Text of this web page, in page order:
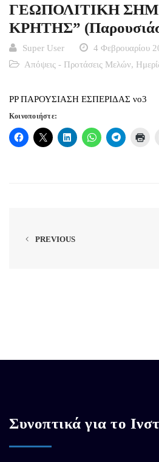
ΓΕΩΠΟΛΙΤΙΚΗ
ΚΡΗΤΗΣ”
Super User
4 Φεβρουαρίου
Απόψεις - Προτάσεις Μελών,
PP ΠΑΡΟΥΣΙΑΣΗ ΕΣΠΕΡΙΔΑΣ νο3
Κοινοποιήστε:
PREVIOUS
Συνοπτικά για το